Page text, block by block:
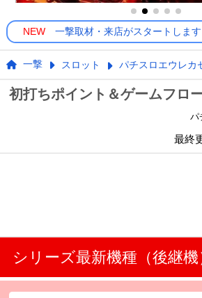
NEW 一撃取材・来店がスタートします
一撃 スロット パチスロエウレカ
初打ちポイント＆ゲームフロ
パ
最終
シリーズ最新機種（後継機